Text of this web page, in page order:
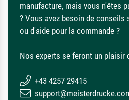
manufacture, mais vous n'êtes
? Vous avez besoin de conseils
ou d'aide pour la commande ?
Nos experts se feront un plaisir
+43 4257 29415